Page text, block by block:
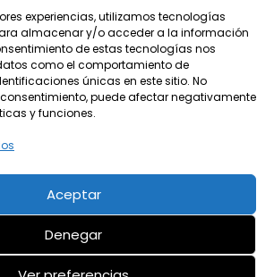
experiencias, utilizamos tecnologías
almacenar y/o acceder a la información
de estas tecnologías nos
como el comportamiento de
únicas en este sitio. No
puede afectar negativamente
y funciones.
Aceptar
Denegar
¡LLama ya!
91 656 78 90
reservados
legal
Política de privacidad